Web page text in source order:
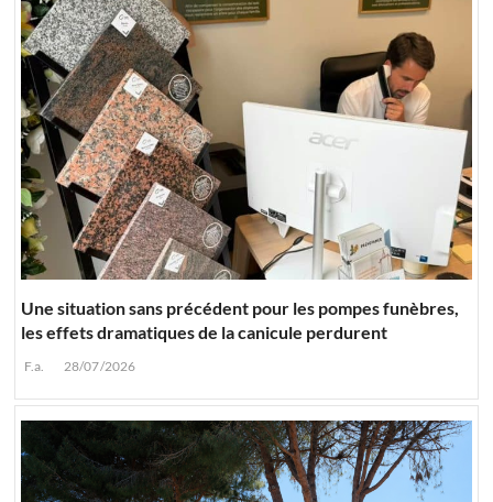
Une situation sans précédent pour les pompes funèbres,
les effets dramatiques de la canicule perdurent
F.a. 28/07/2026